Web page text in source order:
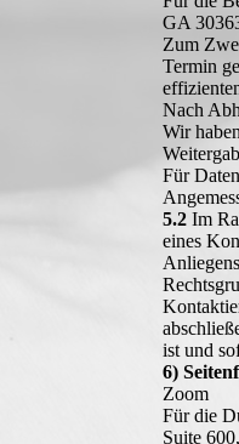
GA
Zum
Termin
Nach
Wir
Für
5.2 Im
eines
ist und
6)
Zoom
Für die
Suite